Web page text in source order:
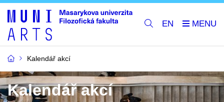
EN
Kalendář akcí
Kalendář akcí